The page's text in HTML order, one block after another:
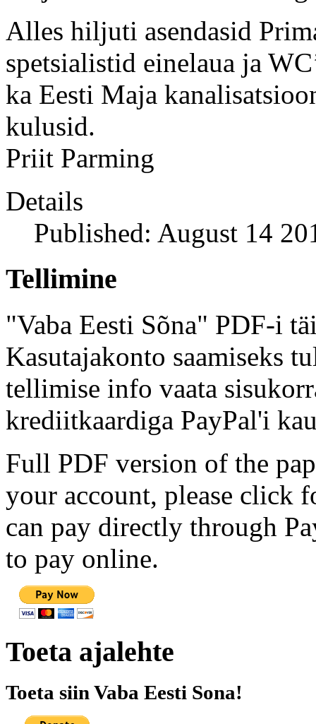
Alles hiljuti asendasid
spetsialistid einelaua ja
ka Eesti Maja
kulusid.
Priit Parming
Details
Published: August 14
Tellimine
"Vaba Eesti Sõna" PDF-i
Kasutajakonto saamiseks
tellimise info vaata
krediitkaardiga PayPal'i
Full PDF version of the
your account, please click
can pay directly through
to pay online.
Toeta ajalehte
Toeta siin Vaba Eesti Sona!